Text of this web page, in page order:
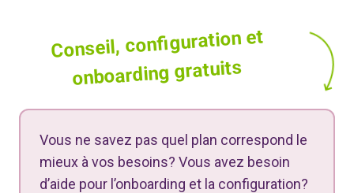
Conseil, configuration et
onboarding gratuits
Vous ne savez pas quel plan correspond le
mieux à vos besoins? Vous avez besoin
d’aide pour l’onboarding et la configuration?